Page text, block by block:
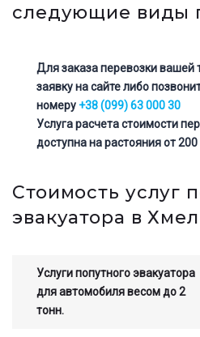
следующие виды
Для заказа перевозки вашей
заявку на сайте либо
номеру +38 (099) 63 000 30
Услуга расчета стоимости
доступна на растояния от
Стоимость услуг
эвакуатора в
Услуги попутного эвакуатора
для автомобиля весом до 2
тонн.